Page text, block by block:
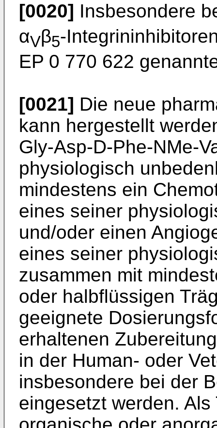
[0020] Insbesondere
αVβ5-
EP 0 770 622
[0021] Die neue
kann hergestellt
Gly-Asp-D-Phe-NMe-
physiologisch
mindestens ein
eines seiner
und/oder einen
eines seiner
zusammen mit
oder halbflüssigen
geeignete
erhaltenen
in der Human- oder
insbesondere bei der
eingesetzt werden.